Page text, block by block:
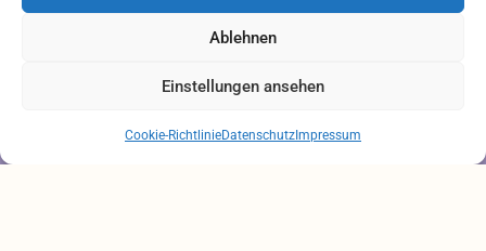
Ablehnen
Einstellungen ansehen
Cookie-RichtlinieDatenschutz Impressum
VERSANDARTEN
Brauchen Sie Hilfe?